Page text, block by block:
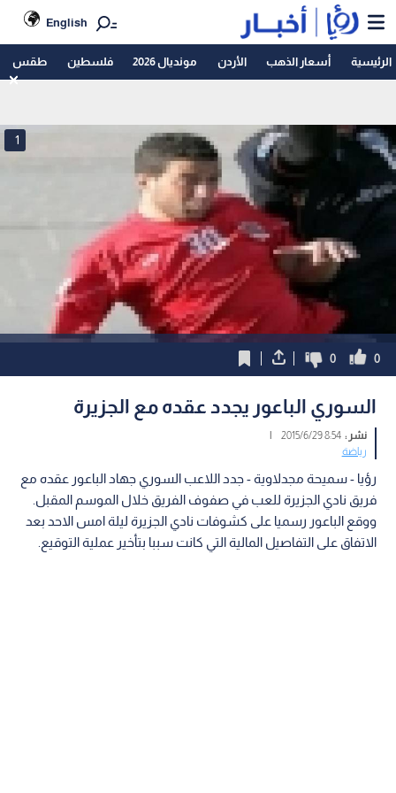
English
الرئيسية أسعار الذهب الأردن مونديال 2026 فلسطين طقس
1
0
0
السوري الباعور يجدد عقده مع الجزيرة
نشر :8:54 2015/6/29
|
رياضة
رؤيا - سميحة مجدلاوية - جدد اللاعب السوري جهاد الباعور عقده مع
فريق نادي الجزيرة للعب في صفوف الفريق خلال الموسم المقبل.
ووقع الباعور رسميا على كشوفات نادي الجزيرة ليلة امس الاحد بعد
الاتفاق على التفاصيل المالية التي كانت سببا بتأخير عملية التوقيع.